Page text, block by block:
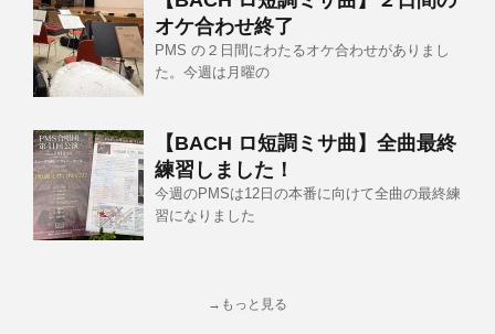
オケ合わせ終了
PMS の２日間にわたるオケ合わせがありまし
た。今週は月曜の
【BACH ロ短調ミサ曲】全曲最終
練習しました！
今週のPMSは12日の本番に向けて全曲の最終練
習になりました
→もっと見る